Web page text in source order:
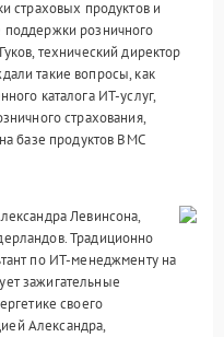
страховых продуктов и
поддержки розничного
технический директор
такие вопросы, как
каталога ИТ-услуг,
страхования,
базе продуктов BMC
Левинсона,
Традиционно
по ИТ-менеджменту на
зажигательные
своего
Александра,